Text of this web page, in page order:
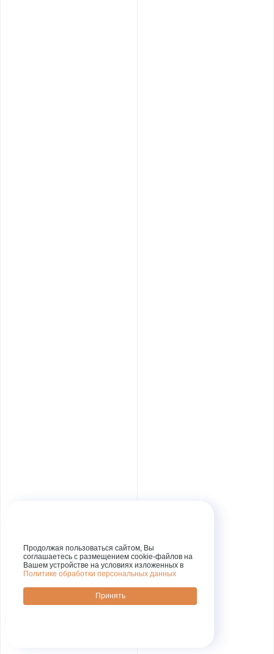
Продолжая пользоваться сайтом, Вы
соглашаетесь с размещением cookie-файлов на
Вашем устройстве на условиях изложенных в
Политике обработки персональных данных
Принять